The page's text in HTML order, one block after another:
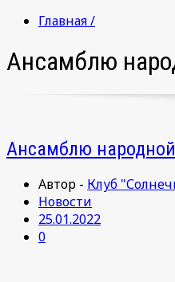
Главная /
Ансамблю
Ансамблю
Автор - Клуб
Новости
25.01.2022
0